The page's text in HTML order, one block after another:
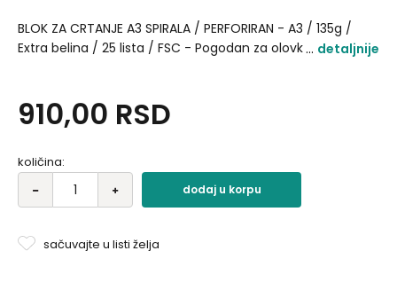
BLOK ZA CRTANJE A3 SPIRALA / PERFORIRAN - A3 / 135g /
Extra belina / 25 lista / FSC - Pogodan za olovku. ugljen.
Perforirane stranice se lako i uredno cepaju..
detaljnije
910,00 RSD
količina:
dodaj u korpu
sačuvajte u listi želja